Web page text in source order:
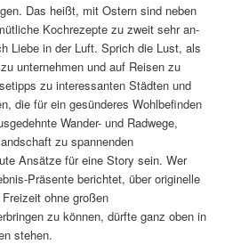
Das heißt, mit Ostern sind neben
Kochrezepte zu zweit sehr an­
Liebe in der Luft. Sprich die Lust, als
unternehmen und auf Reisen zu
zu interes­santen Städten und
die für ein gesünderes Wohlbefinden
Wander- und Radwege,
zu spannenden
Ansätze für eine Story sein. Wer
Präsente berichtet, über originelle
ohne großen
zu können, dürfte ganz oben in
stehen.